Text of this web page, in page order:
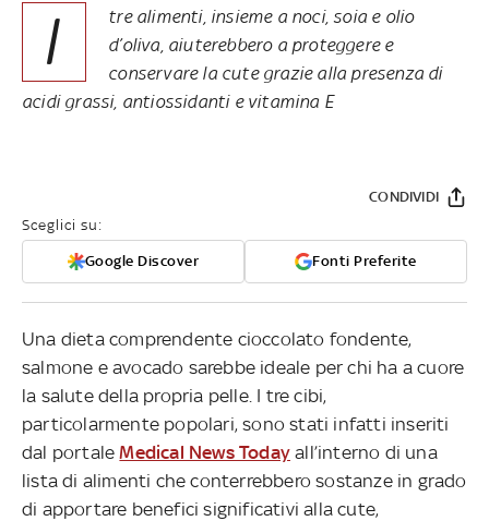
I
tre alimenti, insieme a noci, soia e olio
d’oliva, aiuterebbero a proteggere e
conservare la cute grazie alla presenza di
acidi grassi, antiossidanti e vitamina E
Sceglici su:
Google Discover Fonti Preferite
CONDIVIDI
Una dieta comprendente cioccolato fondente,
salmone e avocado sarebbe ideale per chi ha a cuore
la salute della propria pelle. I tre cibi,
particolarmente popolari, sono stati infatti inseriti
dal portaleMedical News Today all’interno di una
lista di alimenti che conterrebbero sostanze in grado
di apportare benefici significativi alla cute,